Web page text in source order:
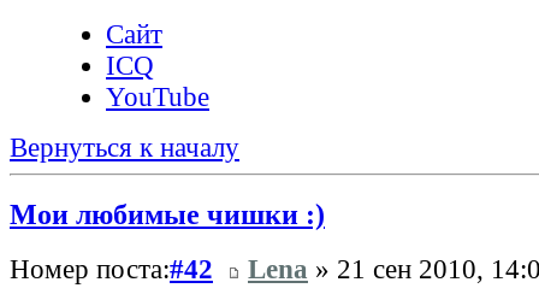
Сайт
ICQ
YouTube
Вернуться к началу
Мои любимые чишки :)
Номер поста:#42 Lena » 21 сен 2010,